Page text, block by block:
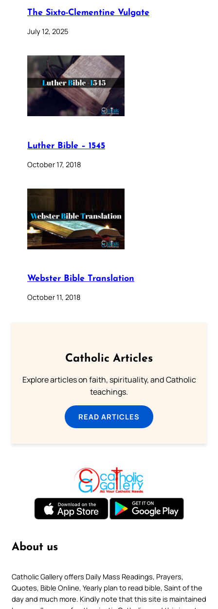
The Sixto-Clementine Vulgate
July 12, 2025
Luther Bible – 1545
October 17, 2018
Webster Bible Translation
October 11, 2018
Catholic Articles
Explore articles on faith, spirituality, and Catholic
teachings.
READ ARTICLES
About us
Catholic Gallery offers Daily Mass Readings, Prayers,
Quotes, Bible Online, Yearly plan to read bible, Saint of the
day and much more. Kindly note that this site is maintained